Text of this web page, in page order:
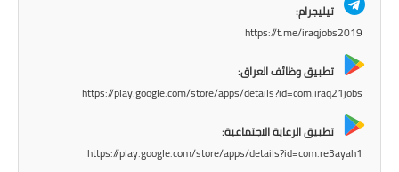
المرحلة المتوسطة
تيليجرام:
https://t.me/iraqjobs2019
تطبيق وظائف العراق:
https://play.google.com/store/apps/details?id=com.iraq21jobs
تطبيق الرعاية الاجتماعية:
https://play.google.com/store/apps/details?id=com.re3ayah1